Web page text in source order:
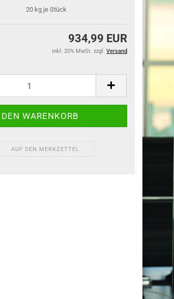
20 kg je Stück
934,99 EUR
inkl. 20% MwSt. zzgl. Versand
AUF DEN MERKZETTEL